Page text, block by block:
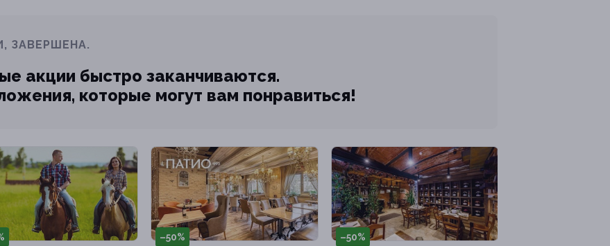
ЗАВЕРШЕНА.
акции быстро заканчиваются.
которые могут вам понравиться!
–50%
–50%